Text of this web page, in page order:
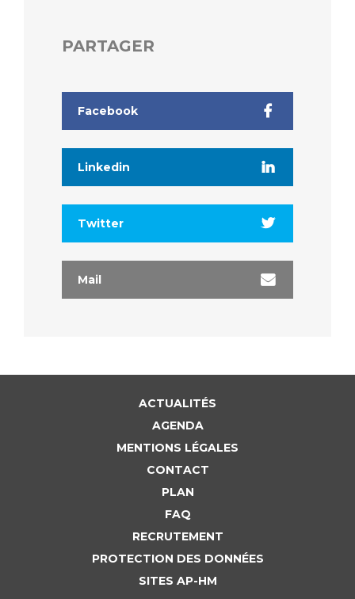
PARTAGER
Facebook
Linkedin
Twitter
Mail
ACTUALITÉS
AGENDA
MENTIONS LÉGALES
CONTACT
PLAN
FAQ
RECRUTEMENT
PROTECTION DES DONNÉES
SITES AP-HM